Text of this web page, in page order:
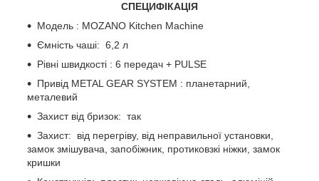
СПЕЦИФІКАЦІЯ
Модель : MOZANO Kitchen Machine
Ємність чаші: 6,2 л
Рівні швидкості : 6 передач + PULSE
Привід METAL GEAR SYSTEM : планетарний,
металевий
Захист від бризок: так
Захист: від перегріву, від неправильної установки,
замок змішувача, запобіжник, протиковзкі ніжки, замок
кришки